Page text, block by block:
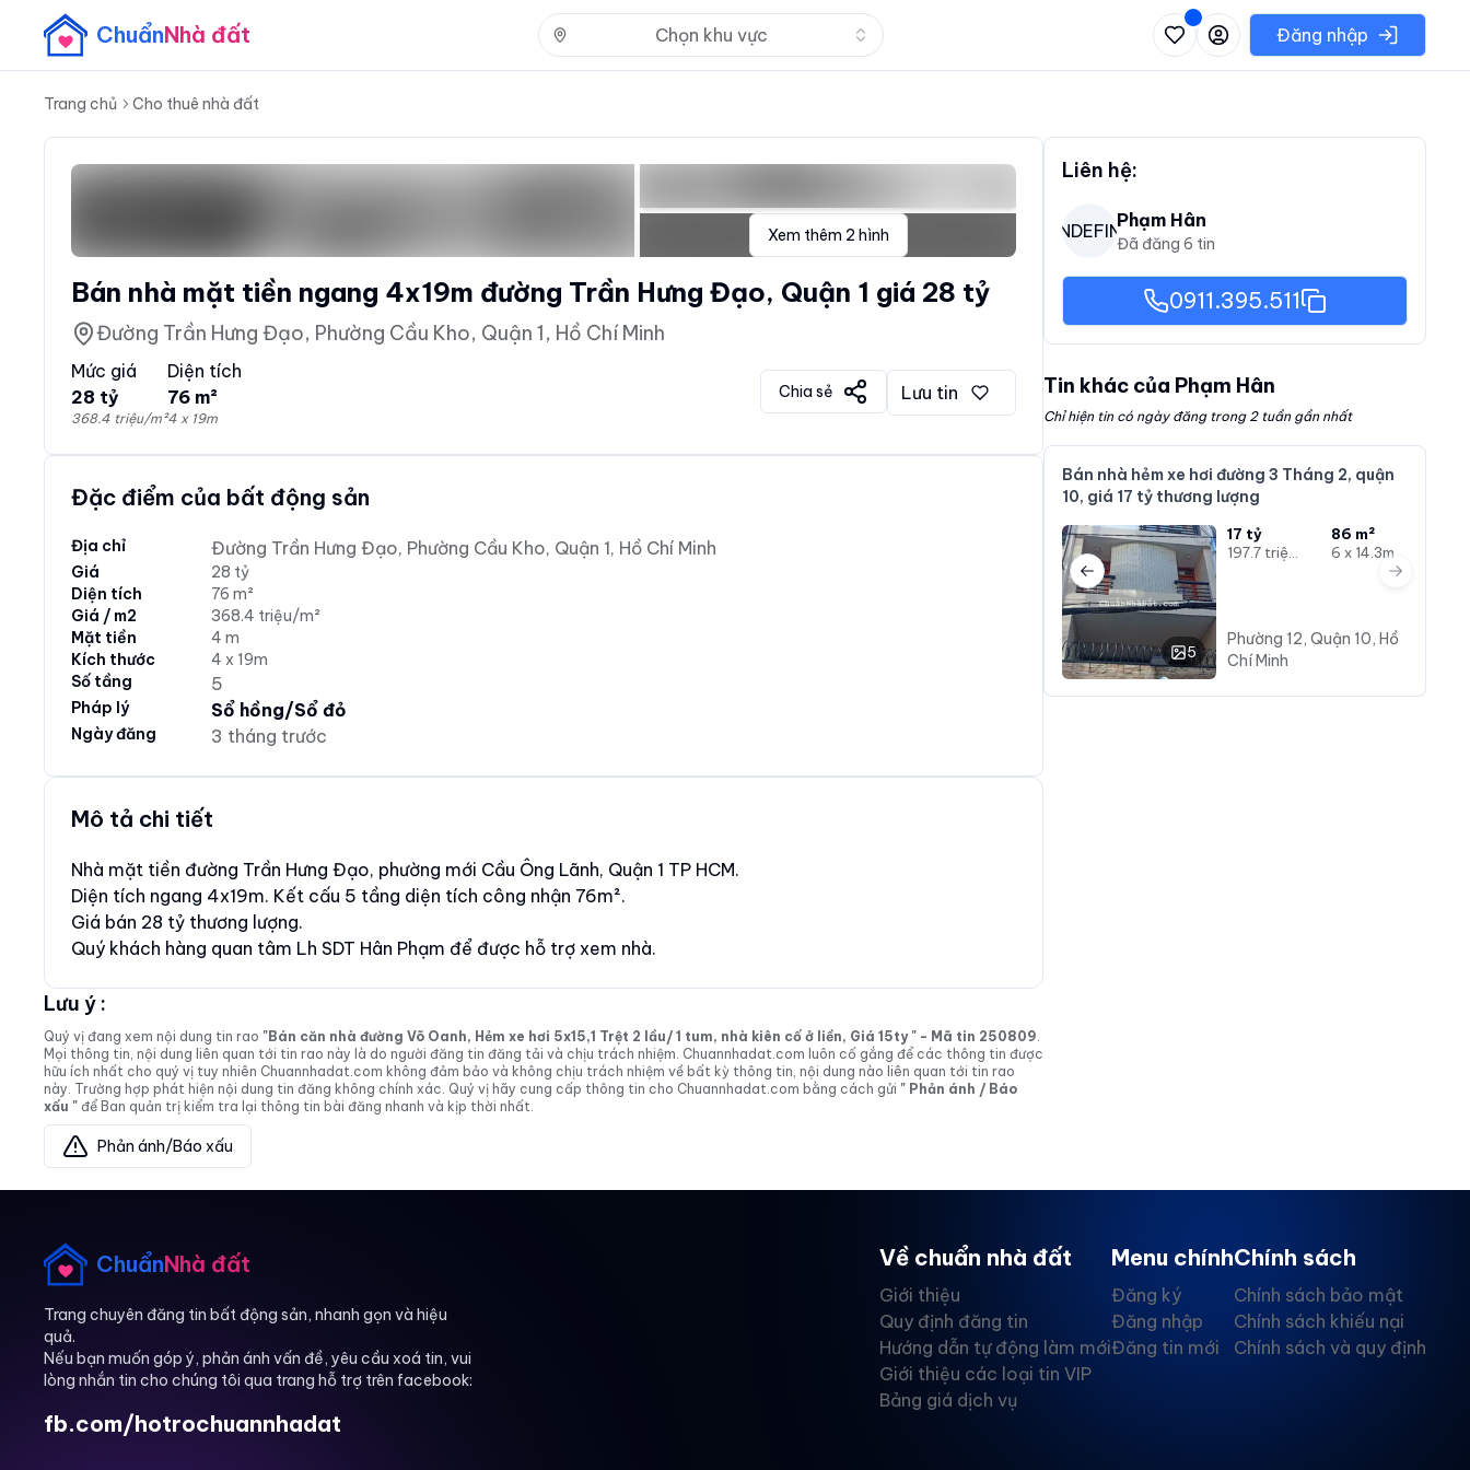
ChuẩnNhà đất Chọn khu vực Nhấn để mở danh sách các khu vực có thể chọnĐăng nhập
Trang chủ Cho thuê nhà đất
Xem thêm 2 hình
Bán nhà mặt tiền ngang 4x19m đường Trần Hưng Đạo, Quận 1 giá 28 tỷ
Đường Trần Hưng Đạo, Phường Cầu Kho, Quận 1, Hồ Chí Minh
Mức giá
28 tỷ
368.4 triệu/m²
Diện tích
76 m²
4 x 19m
Chia sẻ Lưu tin
Đặc điểm của bất động sản
Địa chỉ Đường Trần Hưng Đạo, Phường Cầu Kho, Quận 1, Hồ Chí Minh
Giá
28 tỷ
Diện tích
76 m²
Giá / m2
368.4 triệu/m²
Mặt tiền
4 m
Kích thước
4 x 19m
Số tầng
5
Pháp lý Sổ hồng/Sổ đỏ
Ngày đăng 3 tháng trước
Mô tả chi tiết
Nhà mặt tiền đường Trần Hưng Đạo, phường mới Cầu Ông Lãnh, Quận 1 TP HCM.
Diện tích ngang 4x19m. Kết cấu 5 tầng diện tích công nhận 76m².
Giá bán 28 tỷ thương lượng.
Quý khách hàng quan tâm Lh SDT Hân Phạm để được hỗ trợ xem nhà.
Lưu ý :
Quý vị đang xem nội dung tin rao "Bán căn nhà đường Võ Oanh, Hẻm xe hơi 5x15,1 Trệt 2 lầu/ 1 tum, nhà kiên cố ở liền, Giá 15ty " - Mã tin 250809.
Mọi thông tin, nội dung liên quan tới tin rao này là do người đăng tin đăng tải và chịu trách nhiệm. Chuannhadat.com luôn cố gắng để các thông tin được
hữu ích nhất cho quý vị tuy nhiên Chuannhadat.com không đảm bảo và không chịu trách nhiệm về bất kỳ thông tin, nội dung nào liên quan tới tin rao
này. Trường hợp phát hiện nội dung tin đăng không chính xác. Quý vị hãy cung cấp thông tin cho Chuannhadat.com bằng cách gửi " Phản ánh / Báo
xấu " để Ban quản trị kiểm tra lại thông tin bài đăng nhanh và kịp thời nhất.
Phản ánh/Báo xấu
Liên hệ:
PUNDEFINEDPhạm Hân
Đã đăng 6 tin
0911.395.511
Tin khác của Phạm Hân
Chỉ hiện tin có ngày đăng trong 2 tuần gần nhất
Bán nhà hẻm xe hơi đường 3 Tháng 2, quận
10, giá 17 tỷ thương lượng
5
17 tỷ
86 m²
6 x 14.3m
Phường 12, Quận 10, Hồ
Chí Minh
Previous slide Next slide
ChuẩnNhà đất
Trang chuyên đăng tin bất động sản, nhanh gọn và hiệu
quả.
Nếu bạn muốn góp ý, phản ánh vấn đề, yêu cầu xoá tin, vui
lòng nhắn tin cho chúng tôi qua trang hỗ trợ trên facebook:
fb.com/hotrochuannhadat
Về chuẩn nhà đất
Giới thiệu
Quy định đăng tin
Hướng dẫn tự động làm mới
Giới thiệu các loại tin VIP
Bảng giá dịch vụ
Menu chính
Đăng ký
Đăng nhập
Đăng tin mới
Chính sách
Chính sách bảo mật
Chính sách khiếu nại
Chính sách và quy định